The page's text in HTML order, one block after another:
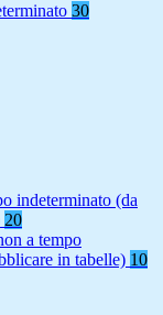
30
indeterminato (da
20
a tempo
in tabelle) 10